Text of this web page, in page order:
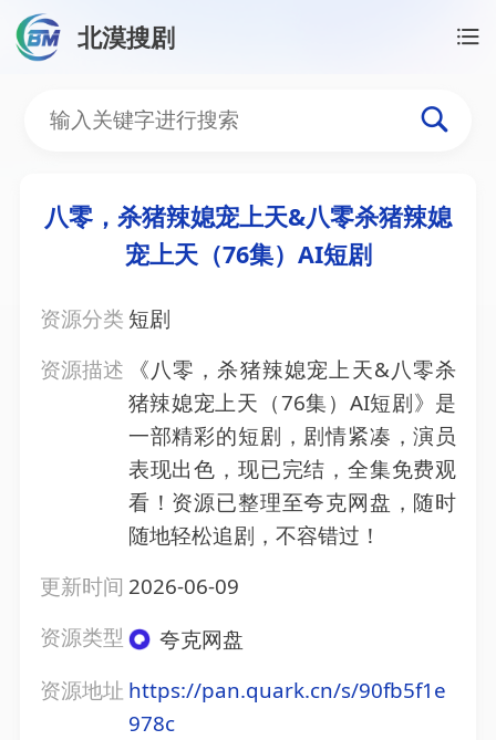
北漠搜剧
八零，杀猪辣媳宠上天&
八零，杀猪辣媳宠上天&八零杀猪辣媳
宠上天（76集）AI短剧
资源分类 短剧
资源描述
《八零，杀猪辣媳宠上天&八零杀
猪辣媳宠上天（76集）AI短剧》是
一部精彩的短剧，剧情紧凑，演员
表现出色，现已完结，全集免费观
看！资源已整理至夸克网盘，随时
随地轻松追剧，不容错过！
更新时间 2026-06-09
资源类型
夸克网盘
资源地址 https://pan.quark.cn/s/90fb5f1e
978c